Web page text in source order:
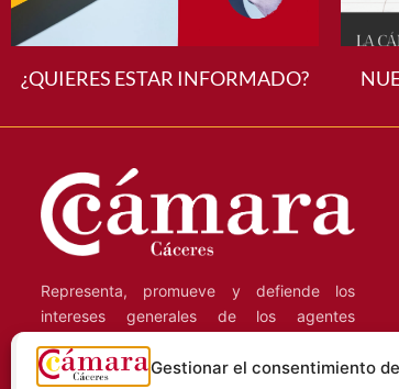
Gestionar el consentimiento
¿QUIERES ESTAR INFORMADO?
Representa, promueve y defiende los
intereses generales de los agentes
a las empresas que ejercen su actividad en